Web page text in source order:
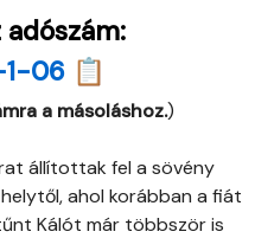
1-06 📋
a másoláshoz.)
állítottak fel a sövény
ahol korábban a fiát
Kálót már többször is